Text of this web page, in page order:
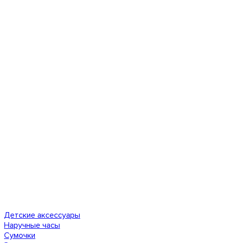
Детские аксессуары
Наручные часы
Сумочки